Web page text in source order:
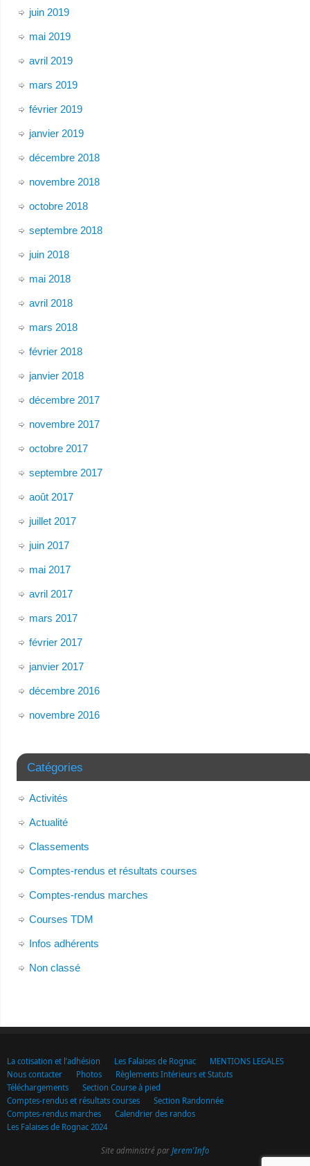
juin 2019
mai 2019
avril 2019
mars 2019
février 2019
janvier 2019
décembre 2018
novembre 2018
octobre 2018
septembre 2018
juin 2018
mai 2018
avril 2018
mars 2018
février 2018
janvier 2018
décembre 2017
novembre 2017
octobre 2017
septembre 2017
août 2017
juillet 2017
juin 2017
mai 2017
avril 2017
mars 2017
février 2017
janvier 2017
décembre 2016
novembre 2016
Catégories
Activités
Actualité
Classements
Comptes-rendus et résultats courses
Comptes-rendus marches
Courses TDM
Infos adhérents
Non classé
La cotisation et l’adhésion Les Falaises de Rognac
MENTIONS LEGALES
Nous contacter
Photos
Règlements Intérieurs et Statuts
Téléchargements
Section Course à pied
Comptes-rendus et résultats courses
Section Randonnée
Comptes-rendus marches
Calendrier des randos
Les Falaises de Rognac 2024
Site administré par Jerem'Info